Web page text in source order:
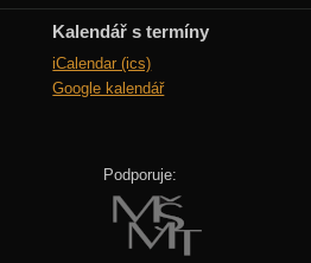
Kalendář s termíny
iCalendar (ics)
Google kalendář
Podporuje: